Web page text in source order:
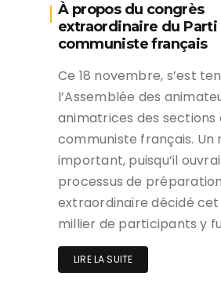
À propos du congrès
extraordinaire du Parti
communiste français
Ce 18 novembre, s’est
l’Assemblée des
animatrices des sections
communiste français. Un
important, puisqu’il
processus de
extraordinaire décidé
millier de participants y
LIRE LA SUITE